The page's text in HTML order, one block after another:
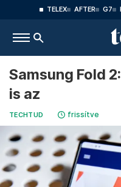
TELEX AFTER G7
Samsung Fold
is az
TECHTUD frissítve